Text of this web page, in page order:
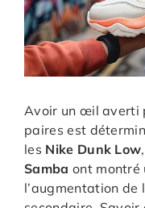
Avoir un œil averti
paires est
les Nike Dunk Low,
Samba ont montré
l’augmentation de